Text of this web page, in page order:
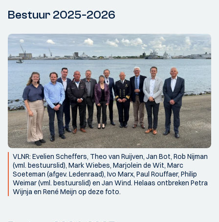
Bestuur 2025-2026
VLNR: Evelien Scheffers, Theo van Ruijven, Jan Bot, Rob Nijman
(vml. bestuurslid), Mark Wiebes, Marjolein de Wit, Marc
Soeteman (afgev. Ledenraad), Ivo Marx, Paul Rouffaer, Philip
Weimar (vml. bestuurslid) en Jan Wind. Helaas ontbreken Petra
Wijnja en René Meijn op deze foto.